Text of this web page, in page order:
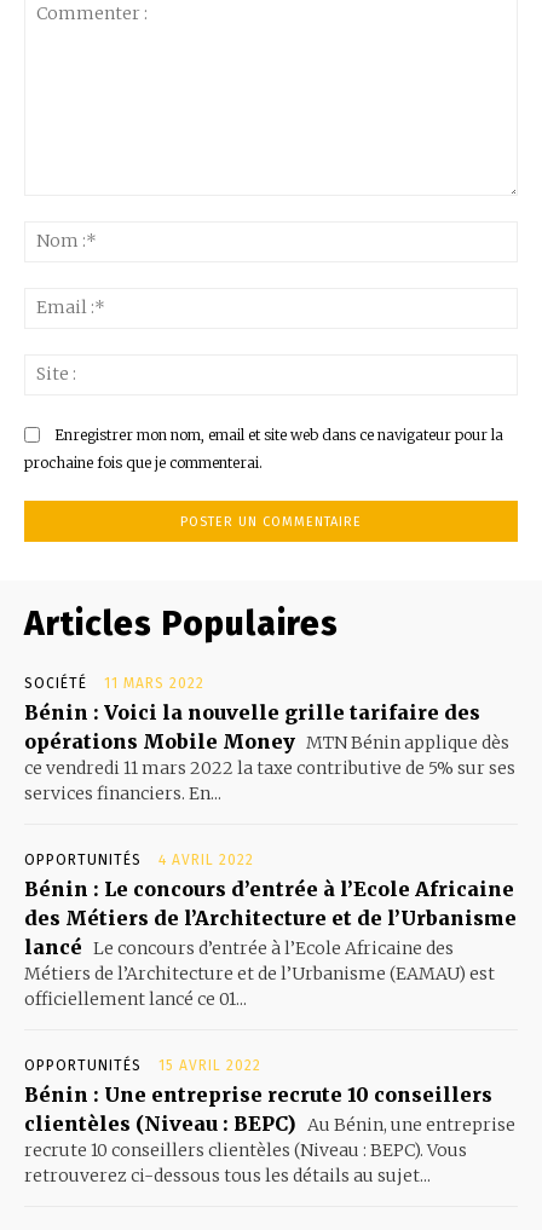
Enregistrer mon nom, email et site web dans ce navigateur pour la
prochaine fois que je commenterai.
Articles Populaires
SOCIÉTÉ 11 MARS 2022
Bénin : Voici la nouvelle grille tarifaire des
opérations Mobile Money MTN Bénin applique dès
ce vendredi 11 mars 2022 la taxe contributive de 5% sur ses
services financiers. En...
OPPORTUNITÉS 4 AVRIL 2022
Bénin : Le concours d’entrée à l’Ecole Africaine
des Métiers de l’Architecture et de l’Urbanisme
lancé Le concours d’entrée à l’Ecole Africaine des
Métiers de l’Architecture et de l’Urbanisme (EAMAU) est
officiellement lancé ce 01...
OPPORTUNITÉS 15 AVRIL 2022
Bénin : Une entreprise recrute 10 conseillers
clientèles (Niveau : BEPC) Au Bénin, une entreprise
recrute 10 conseillers clientèles (Niveau : BEPC). Vous
retrouverez ci-dessous tous les détails au sujet...